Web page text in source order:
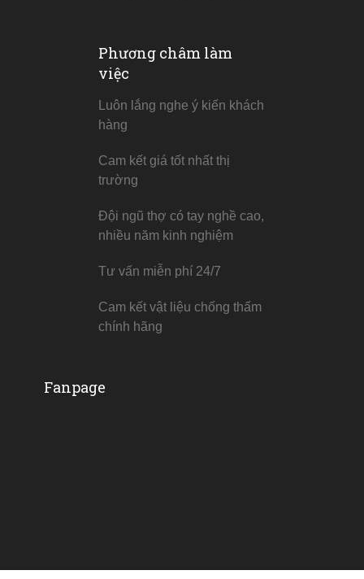
Phương châm làm
việc
Luôn lắng nghe ý kiến khách
hàng
Cam kết giá tốt nhất thị
trường
Đội ngũ thợ có tay nghề cao,
nhiều năm kinh nghiệm
Tư vấn miễn phí 24/7
Cam kết vật liệu chống thấm
chính hãng
Fanpage